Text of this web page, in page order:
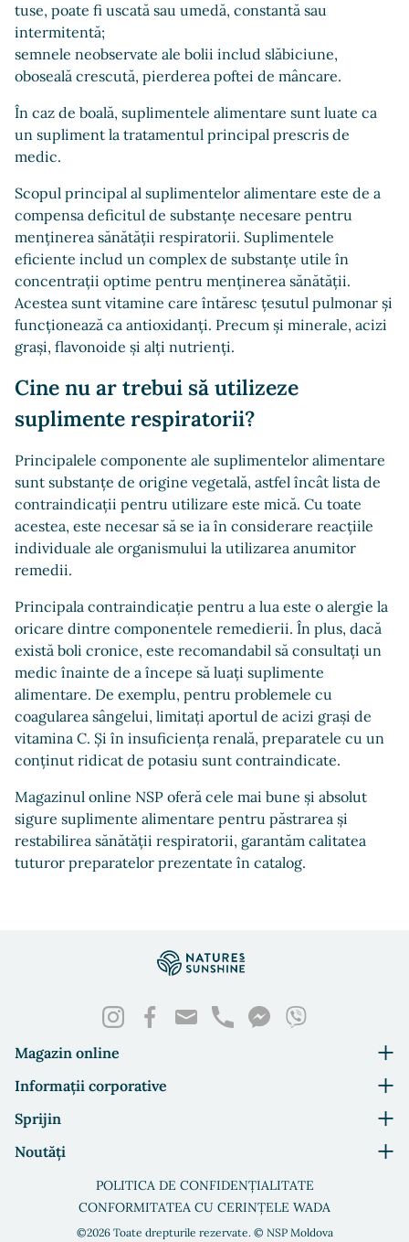
tuse, poate fi uscată sau umedă, constantă sau
intermitentă;
semnele neobservate ale bolii includ slăbiciune,
oboseală crescută, pierderea poftei de mâncare.
În caz de boală, suplimentele alimentare sunt luate ca
un supliment la tratamentul principal prescris de
medic.
Scopul principal al suplimentelor alimentare este de a
compensa deficitul de substanțe necesare pentru
menținerea sănătății respiratorii. Suplimentele
eficiente includ un complex de substanțe utile în
concentrații optime pentru menținerea sănătății.
Acestea sunt vitamine care întăresc țesutul pulmonar și
funcționează ca antioxidanți. Precum și minerale, acizi
grași, flavonoide și alți nutrienți.
Cine nu ar trebui să utilizeze
suplimente respiratorii?
Principalele componente ale suplimentelor alimentare
sunt substanțe de origine vegetală, astfel încât lista de
contraindicații pentru utilizare este mică. Cu toate
acestea, este necesar să se ia în considerare reacțiile
individuale ale organismului la utilizarea anumitor
remedii.
Principala contraindicație pentru a lua este o alergie la
oricare dintre componentele remedierii. În plus, dacă
există boli cronice, este recomandabil să consultați un
medic înainte de a începe să luați suplimente
alimentare. De exemplu, pentru problemele cu
coagularea sângelui, limitați aportul de acizi grași de
vitamina C. Și în insuficiența renală, preparatele cu un
conținut ridicat de potasiu sunt contraindicate.
Magazinul online NSP oferă cele mai bune și absolut
sigure suplimente alimentare pentru păstrarea și
restabilirea sănătății respiratorii, garantăm calitatea
tuturor preparatelor prezentate în catalog.
Magazin online
Informații corporative
Sprijin
Noutăți
©2026 Toate drepturile rezervate. © NSP Moldova
POLITICA DE CONFIDENȚIALITATE
CONFORMITATEA CU CERINȚELE WADA